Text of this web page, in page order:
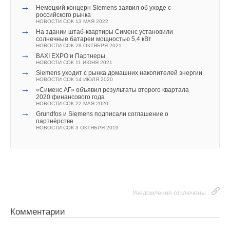
→
Немецкий концерн Siemens заявил об уходе с
российского рынка
НОВОСТИ СОК 13 МАЯ 2022
→
На здании штаб-квартиры Сименс установили
солнечные батареи мощностью 5,4 кВт
НОВОСТИ СОК 28 ОКТЯБРЯ 2021
→ BAXI EXPO и Партнеры
НОВОСТИ СОК 11 ИЮНЯ 2021
→ Siemens уходит с рынка домашних накопителей энергии
НОВОСТИ СОК 14 ИЮЛЯ 2020
→
«Сименс АГ» объявил результаты второго квартала
2020 финансового года
НОВОСТИ СОК 22 МАЯ 2020
→
Grundfos и Siemens подписали соглашение о
партнёрстве
НОВОСТИ СОК 3 ОКТЯБРЯ 2019
Уведомления отключены
Комментарии
социальных проектах LG, нацеленных на продвижение
безвозмездного донорства крови, в том числе о марафоне
#LGПередайПасДобра и «Космических инициативах добра».
Представители компании «Славия-Тех» представили добрые
дела компании в Республике Бурятия. В свою очередь
футболист Валерий Карпин поддержал тему важности
добрых дел, рассказав о том, как взаимосвязаны спорт и
добро. По окончании лекции студенты и гости сделали
памятное селфи на LG G6.
Комментарии
В этой теме еще нет комментариев
Добавить комментарий
Текст комментария
Ваше имя *
Ваш E-mail *
Текст комментария